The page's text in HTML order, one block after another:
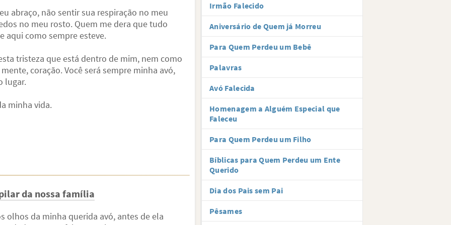
abraço, não sentir sua respiração no meu
no meu rosto. Quem me dera que tudo
aqui como sempre esteve.
tristeza que está dentro de mim, nem como
coração. Você será sempre minha avó,
lugar.
minha vida.
da nossa família
olhos da minha querida avó, antes de ela
Irmão Falecido
Aniversário de Quem já Morreu
Para Quem Perdeu um Bebê
Palavras
Avó Falecida
Homenagem a Alguém Especial que
Faleceu
Para Quem Perdeu um Filho
Bíblicas para Quem Perdeu um Ente
Querido
Dia dos Pais sem Pai
Pêsames